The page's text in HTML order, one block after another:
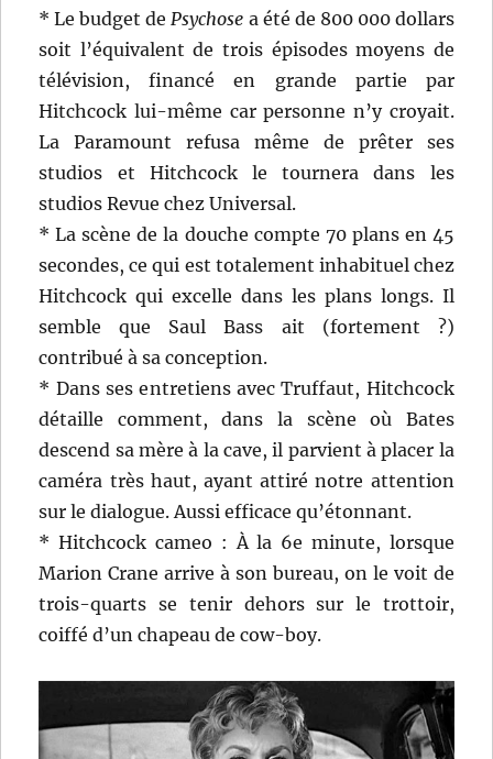
* Le budget de Psychose a été de 800 000 dollars
soit l’équivalent de trois épisodes moyens de
télévision, financé en grande partie par
Hitchcock lui-même car personne n’y croyait.
La Paramount refusa même de prêter ses
studios et Hitchcock le tournera dans les
studios Revue chez Universal.
* La scène de la douche compte 70 plans en 45
secondes, ce qui est totalement inhabituel chez
Hitchcock qui excelle dans les plans longs. Il
semble que Saul Bass ait (fortement ?)
contribué à sa conception.
* Dans ses entretiens avec Truffaut, Hitchcock
détaille comment, dans la scène où Bates
descend sa mère à la cave, il parvient à placer la
caméra très haut, ayant attiré notre attention
sur le dialogue. Aussi efficace qu’étonnant.
* Hitchcock cameo : À la 6e minute, lorsque
Marion Crane arrive à son bureau, on le voit de
trois-quarts se tenir dehors sur le trottoir,
coiffé d’un chapeau de cow-boy.